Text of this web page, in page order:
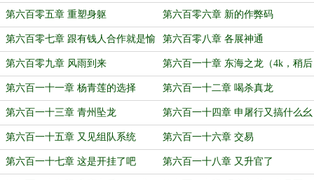
第六百零五章 重塑身躯 第六百零六章 新的作弊码
第六百零七章 跟有钱人合作就是愉
快
第六百零八章 各展神通
第六百零九章 风雨到来 第六百一十章 东海之龙（4k，稍后
还有更新）
第六百一十一章 杨青莲的选择 第六百一十二章 喝杀真龙
第六百一十三章 青州坠龙 第六百一十四章 申屠行又搞什么幺
蛾子
第六百一十五章 又见组队系统 第六百一十六章 交易
第六百一十七章 这是开挂了吧 第六百一十八章 又升官了